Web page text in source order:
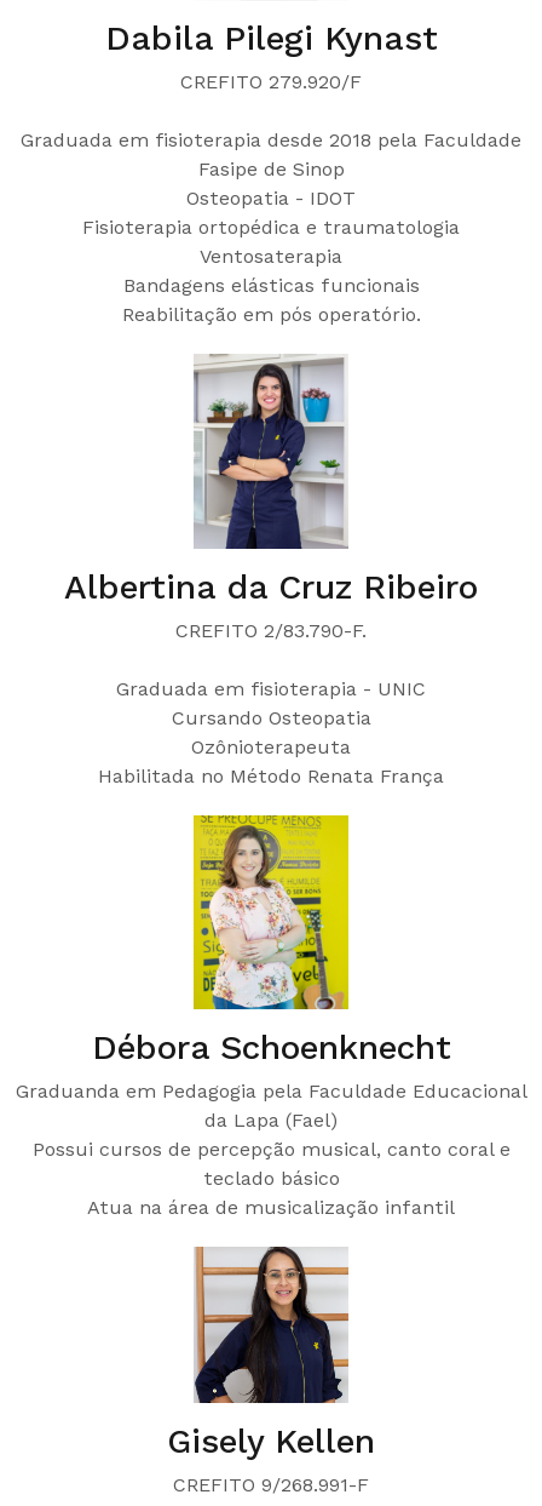
Dabila Pilegi Kynast
CREFITO 279.920/F
Graduada em fisioterapia desde 2018 pela Faculdade
Fasipe de Sinop
Osteopatia - IDOT
Fisioterapia ortopédica e traumatologia
Ventosaterapia
Bandagens elásticas funcionais
Reabilitação em pós operatório.
Albertina da Cruz Ribeiro
CREFITO 2/83.790-F.
Graduada em fisioterapia - UNIC
Cursando Osteopatia
Ozônioterapeuta
Habilitada no Método Renata França
Débora Schoenknecht
Graduanda em Pedagogia pela Faculdade Educacional
da Lapa (Fael)
Possui cursos de percepção musical, canto coral e
teclado básico
Atua na área de musicalização infantil
Gisely Kellen
CREFITO 9/268.991-F